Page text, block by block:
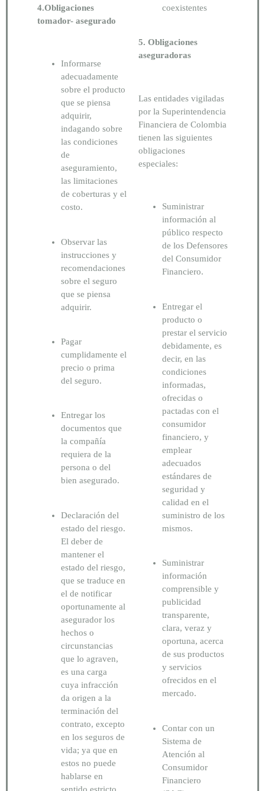
4.Obligaciones
tomador- asegurado
Informarse
adecuadamente
sobre el producto
que se piensa
adquirir,
indagando sobre
las condiciones
de
aseguramiento,
las limitaciones
de coberturas y el
costo.
Observar las
instrucciones y
recomendaciones
sobre el seguro
que se piensa
adquirir.
Pagar
cumplidamente el
precio o prima
del seguro.
Entregar los
documentos que
la compañía
requiera de la
persona o del
bien asegurado.
Declaración del
estado del riesgo.
El deber de
mantener el
estado del riesgo,
que se traduce en
el de notificar
oportunamente al
asegurador los
hechos o
circunstancias
que lo agraven,
es una carga
cuya infracción
da origen a la
terminación del
contrato, excepto
en los seguros de
vida; ya que en
estos no puede
hablarse en
coexistentes
5. Obligaciones
aseguradoras
Las entidades vigiladas
por la Superintendencia
Financiera de Colombia
tienen las siguientes
obligaciones
especiales:
Suministrar
información al
público respecto
de los Defensores
del Consumidor
Financiero.
Entregar el
producto o
prestar el servicio
debidamente, es
decir, en las
condiciones
informadas,
ofrecidas o
pactadas con el
consumidor
financiero, y
emplear
adecuados
estándares de
seguridad y
calidad en el
suministro de los
mismos.
Suministrar
información
comprensible y
publicidad
transparente,
clara, veraz y
oportuna, acerca
de sus productos
y servicios
ofrecidos en el
mercado.
Contar con un
Sistema de
Atención al
Consumidor
Financiero